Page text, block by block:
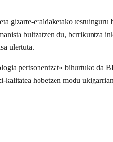
gizarte-eraldaketako
bultzatzen du, berrikuntza
ulertuta.
pertsonentzat» bihurtuko da
kalitatea hobetzen modu